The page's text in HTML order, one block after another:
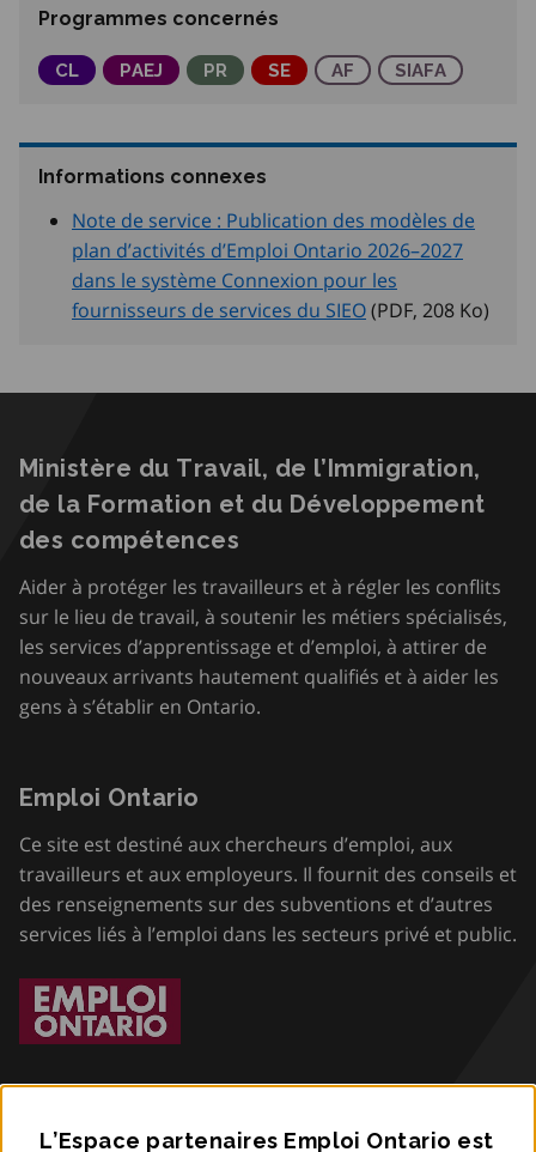
L’Espace partenaires Emploi Ontario est
Programmes concernés
Commissions locales
CL Programme d’accès à l’emploi pour les
PAEJ Parcours Réussite en éducation et
PR Services d’emploi
SE Agences de formation
AF Subvention
SIAFA
Informations connexes
Note de service : Publication des modèles de
plan d’activités d’Emploi Ontario 2026–2027
dans le système Connexion pour les
fournisseurs de services du SIEO(PDF, 208 Ko)
Ministère du Travail, de l’Immigration,
de la Formation et du Développement
des compétences
Aider à protéger les travailleurs et à régler les conflits
sur le lieu de travail, à soutenir les métiers spécialisés,
les services d’apprentissage et d’emploi, à attirer de
nouveaux arrivants hautement qualifiés et à aider les
gens à s’établir en Ontario.
Emploi Ontario
Ce site est destiné aux chercheurs d’emploi, aux
travailleurs et aux employeurs. Il fournit des conseils et
des renseignements sur des subventions et d’autres
services liés à l’emploi dans les secteurs privé et public.